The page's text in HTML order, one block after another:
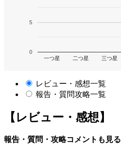
一つ星 二つ星 三つ星
0
5
レビュー・感想一覧
報告・質問攻略一覧
【レビュー・感想】
報告・質問・攻略コメントも見る